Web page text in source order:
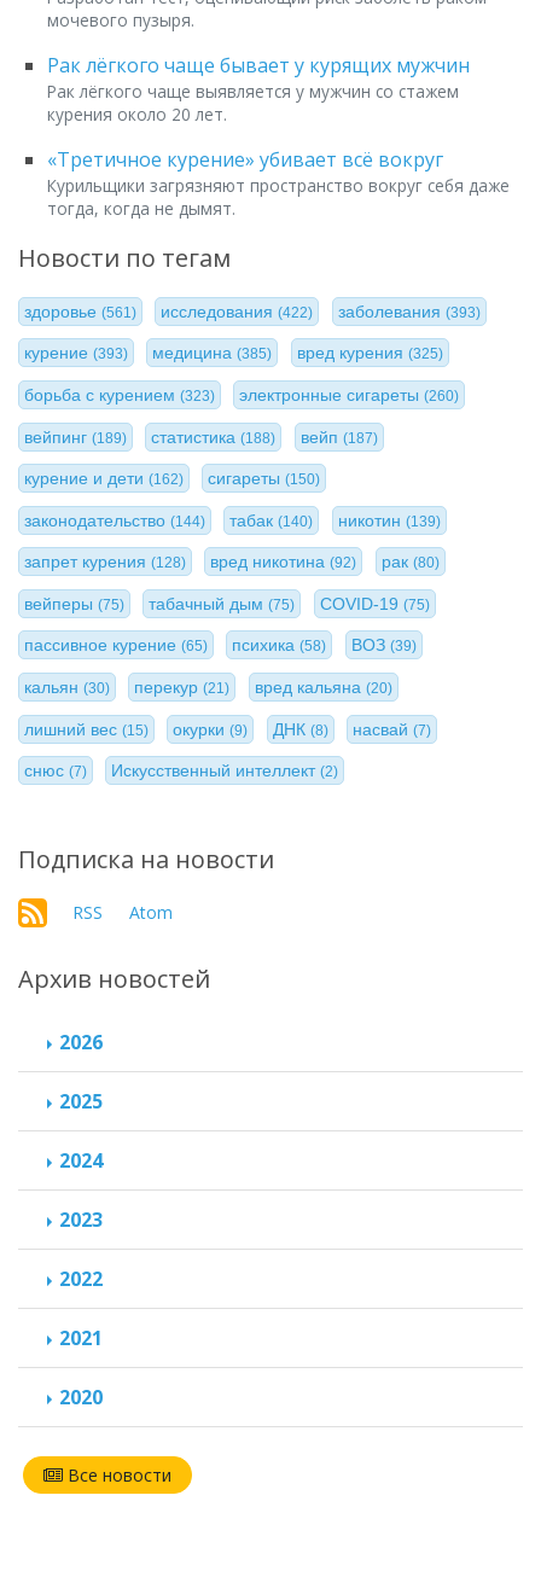
мочевого пузыря.
Рак лёгкого чаще бывает у курящих мужчин
Рак лёгкого чаще выявляется у мужчин со стажем
курения около 20 лет.
«Третичное курение» убивает всё вокруг
Курильщики загрязняют пространство вокруг себя даже
тогда, когда не дымят.
Новости по тегам
здоровье (561) исследования(422) заболевания (393)
курение (393) медицина(385) вред курения (325)
борьба с курением (323) электронные сигареты(260)
вейпинг (189) статистика(188) вейп (187)
курение и дети (162) сигареты(150)
законодательство (144) табак(140) никотин (139)
запрет курения (128) вред никотина(92) рак (80)
вейперы (75) табачный дым(75) COVID-19 (75)
пассивное курение (65) психика(58) ВОЗ (39)
кальян (30) перекур(21) вред кальяна (20)
лишний вес (15) окурки(9) ДНК (8) насвай(7)
снюс (7) Искусственный интеллект(2)
Подписка на новости
RSS Atom
Архив новостей
2026
2025
2024
2023
2022
2021
2020
Все новости